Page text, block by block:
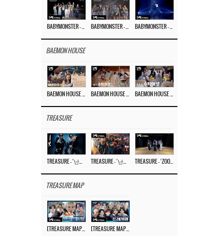
BAEMON HOUSE
TREASURE
TREASURE MAP